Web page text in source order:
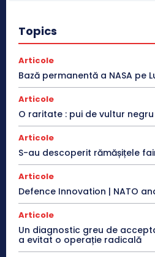
Topics
Articole
Bază permanentă a NASA pe
Articole
O raritate : pui de vultur negru
Articole
S-au descoperit rămășițele
Articole
Defence Innovation | NATO
Articole
Un diagnostic greu de
a evitat o operație radicală